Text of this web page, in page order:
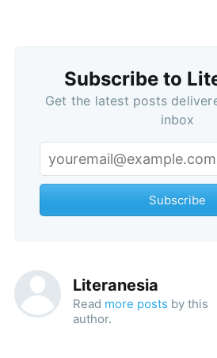
Subscribe to
Get the latest posts
inbox
Subscribe
Literanesia
Read more posts by this
author.